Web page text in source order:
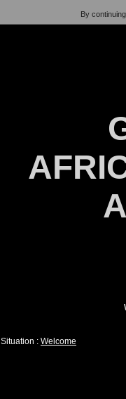
By
Situation : Welcome